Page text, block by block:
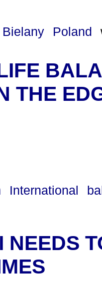
Bielany Poland
THE
International
NEEDS